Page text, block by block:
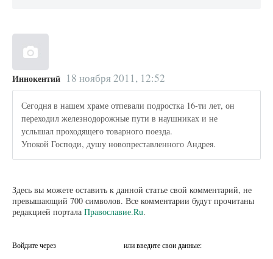
Иннокентий 18 ноября 2011, 12:52
Сегодня в нашем храме отпевали подростка 16-ти лет, он
переходил железнодорожные пути в наушниках и не
услышал проходящего товарного поезда.
Упокой Господи, душу новопреставленного Андрея.
Здесь вы можете оставить к данной статье свой комментарий, не
превышающий 700 символов. Все комментарии будут прочитаны
редакцией портала Православие.Ru.
Войдите через или введите свои данные: